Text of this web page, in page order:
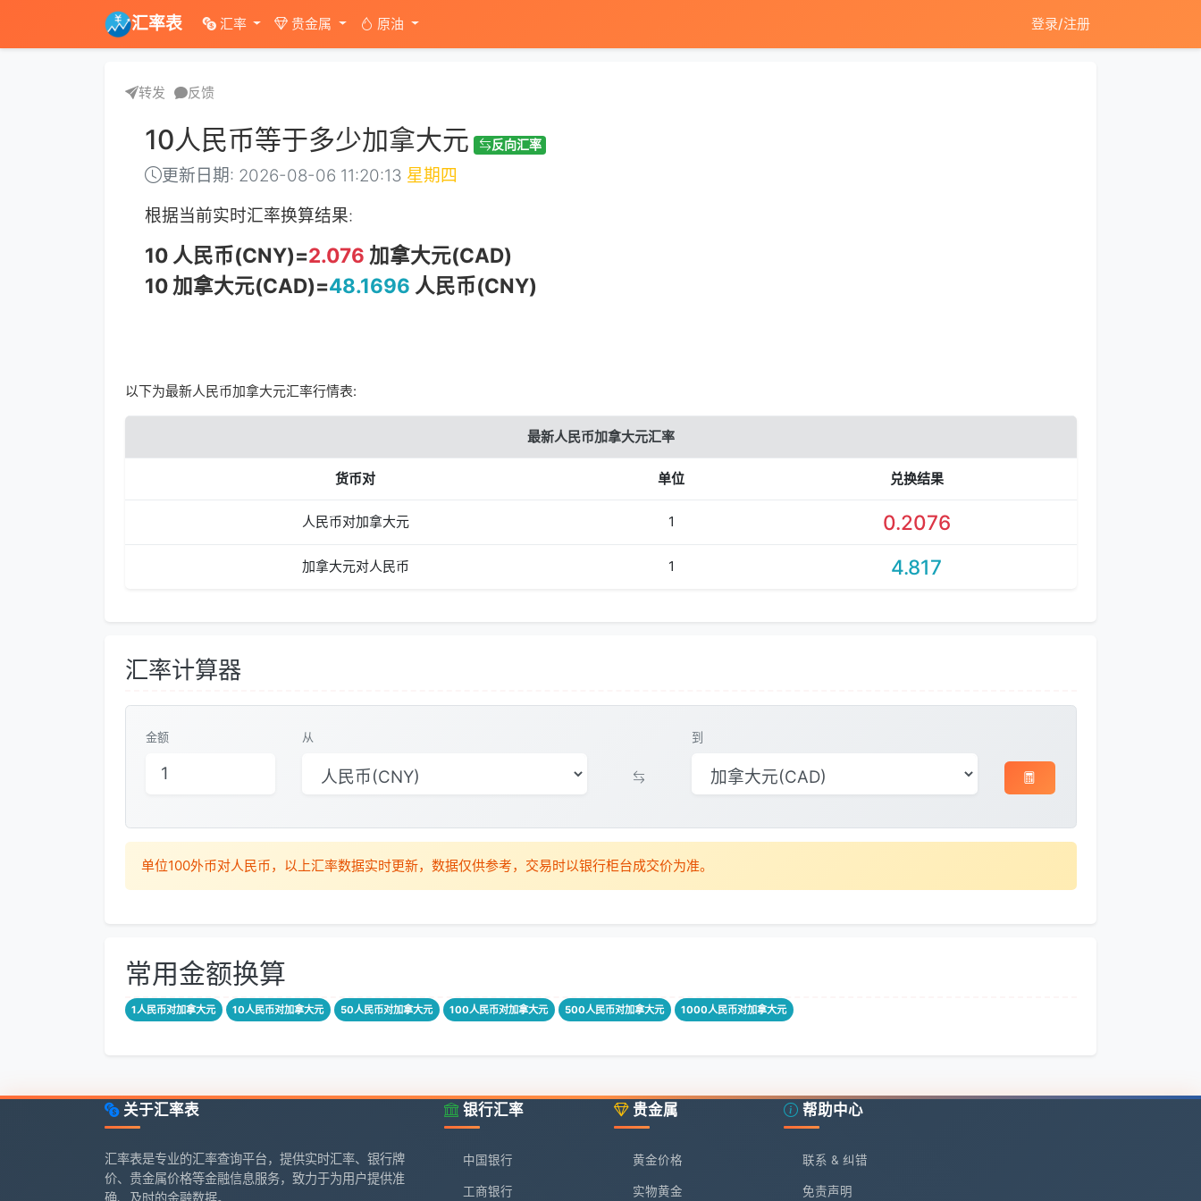
汇率表 汇率 贵金属 原油 登录/注册
转发 反馈
10人民币等于多少加拿大元 反向汇率
更新日期: 2026-08-06 11:20:13 星期四
根据当前实时汇率换算结果:
10 人民币(CNY)=2.076 加拿大元(CAD)
10 加拿大元(CAD)=48.1696 人民币(CNY)
以下为最新人民币加拿大元汇率行情表:
最新人民币加拿大元汇率
货币对 单位 兑换结果
人民币对加拿大元 1 0.2076
加拿大元对人民币 1 4.817
汇率计算器
金额 从 到
单位100外币对人民币，以上汇率数据实时更新，数据仅供参考，交易时以银行柜台成交价为准。
常用金额换算
1人民币对加拿大元 10人民币对加拿大元 50人民币对加拿大元 100人民币对加拿大元 500人民币对加拿大元 1000人民币对加拿大元
关于汇率表
汇率表是专业的汇率查询平台，提供实时汇率、银行牌
价、贵金属价格等金融信息服务，致力于为用户提供准
确、及时的金融数据。
银行汇率
中国银行
工商银行
贵金属
黄金价格
实物黄金
帮助中心
联系 & 纠错
免责声明